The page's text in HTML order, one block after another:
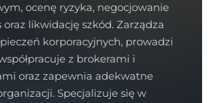
ocenę ryzyka, negocjowanie
likwidację szkód. Zarządza
korporacyjnych, prowadzi
z brokerami i
oraz zapewnia adekwatne
Specjalizuje się w